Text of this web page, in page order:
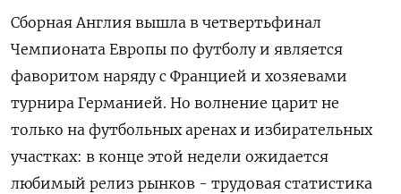
Сборная Англия вышла в четвертьфинал
Чемпионата Европы по футболу и является
фаворитом наряду с Францией и хозяевами
турнира Германией. Но волнение царит не
только на футбольных аренах и избирательных
участках: в конце этой недели ожидается
любимый релиз рынков - трудовая статистика